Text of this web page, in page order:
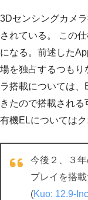
3Dセンシングカメ
されている。 この
になる。前述した
場を独占するつもり
ラ搭載については
きたので搭載され
有機ELについては
今後２、３
プレイを搭載
(Kuo: 12.9-